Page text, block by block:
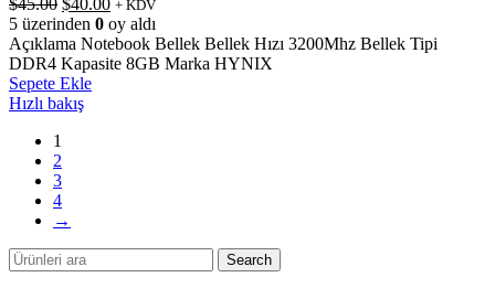
$45.00
fiyat:
$45.00.
$40.00
andaki
fiyat:
$40.00.
+ KDV
5 üzerinden 0 oy aldı
Açıklama Notebook Bellek Bellek Hızı 3200Mhz Bellek Tipi
DDR4 Kapasite 8GB Marka HYNIX
Sepete Ekle
Hızlı bakış
1
2
3
4
→
Search